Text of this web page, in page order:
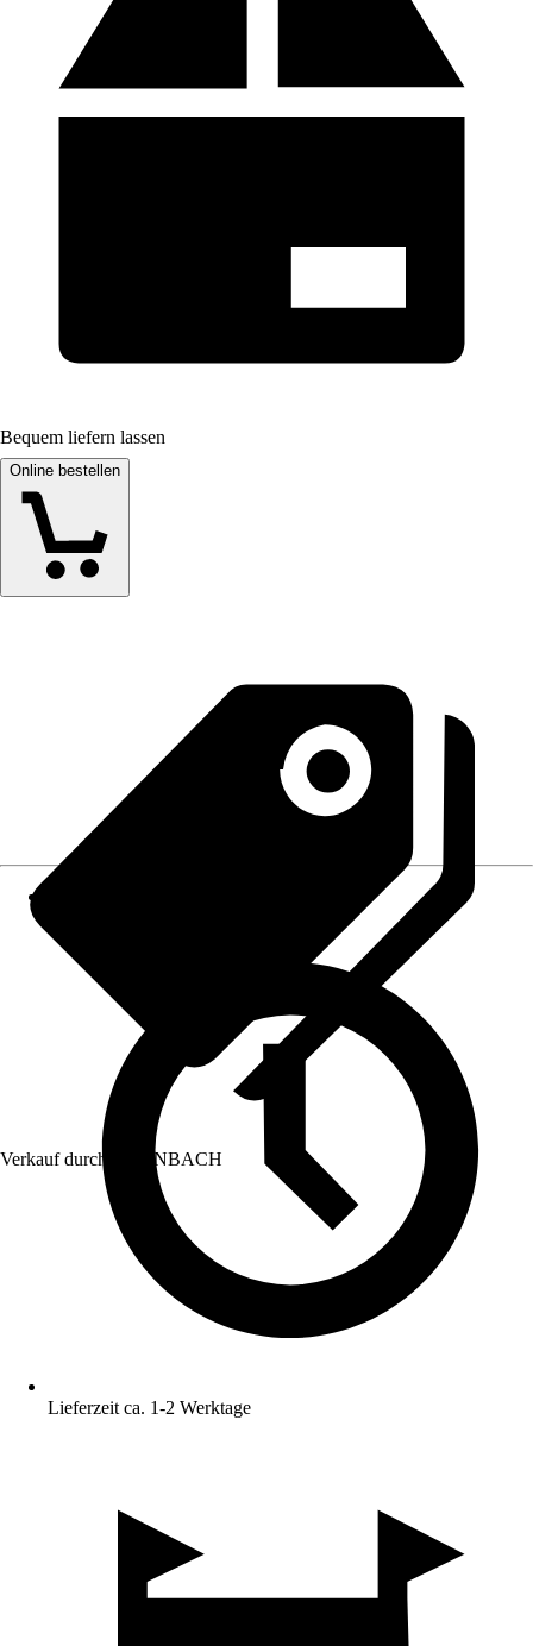
Bequem liefern lassen
Online bestellen
Verkauf durch: HORNBACH
Lieferzeit ca. 1-2 Werktage